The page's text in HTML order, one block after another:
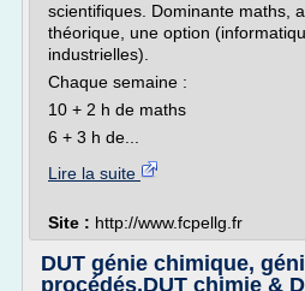
scientifiques. Dominante maths,
théorique, une option
industrielles).
Chaque semaine :
10 + 2 h de maths
6 + 3 h de...
Lire la suite
Site : http://www.fcpellg.fr
DUT génie chimique,
procédés,DUT chimie &